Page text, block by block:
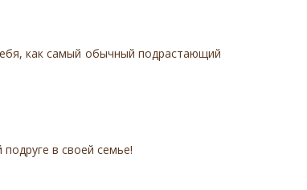
как самый обычный подрастающий
в своей семье!